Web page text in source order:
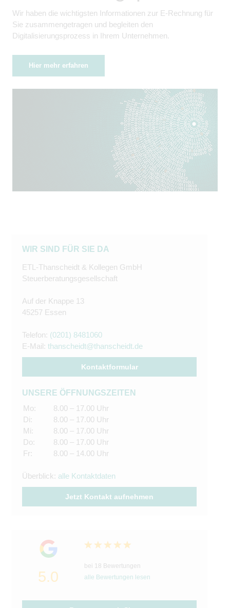
Wir haben die wichtigsten Informationen zur E-Rechnung für
Sie zusammengetragen und begleiten den
Digitalisierungsprozess in Ihrem Unternehmen.
Hier mehr erfahren
WIR SIND FÜR SIE DA
ETL-Thanscheidt & Kollegen GmbH
Steuerberatungsgesellschaft
Auf der Knappe 13
45257 Essen
Telefon: (0201) 8481060
E-Mail: thanscheidt@thanscheidt.de
Kontaktformular
UNSERE ÖFFNUNGSZEITEN
Mo:
Di:
Mi:
Do:
Fr:
8.00 – 17.00 Uhr
8.00 – 17.00 Uhr
8.00 – 17.00 Uhr
8.00 – 17.00 Uhr
8.00 – 14.00 Uhr
Überblick: alle Kontaktdaten
Jetzt Kontakt aufnehmen
5.0
bei 18 Bewertungen
alle Bewertungen lesen